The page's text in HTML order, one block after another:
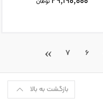
6
7
بازگشت به بالا